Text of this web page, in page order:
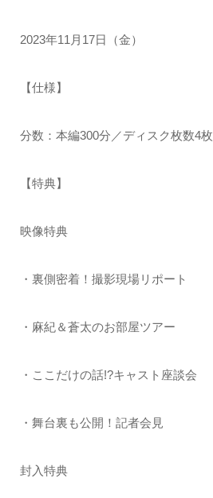
2023年11月17日（金）
【仕様】
分数：本編300分／ディスク枚数4枚
【特典】
映像特典
・裏側密着！撮影現場リポート
・麻紀＆蒼太のお部屋ツアー
・ここだけの話!?キャスト座談会
・舞台裏も公開！記者会見
封入特典